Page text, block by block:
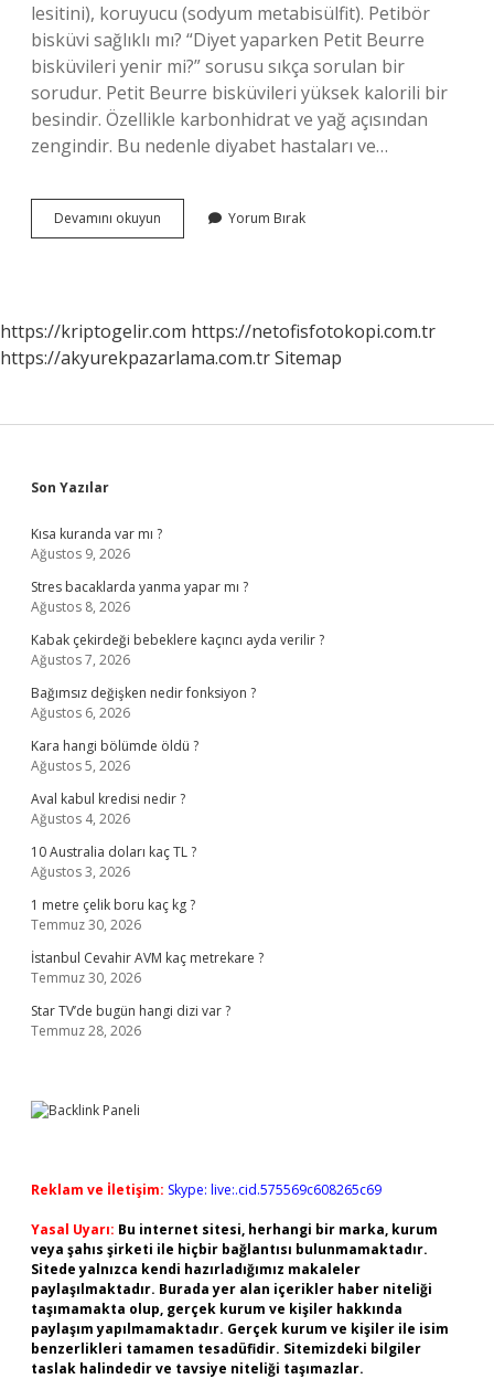
lesitini), koruyucu (sodyum metabisülfit). Petibör
bisküvi sağlıklı mı? “Diyet yaparken Petit Beurre
bisküvileri yenir mi?” sorusu sıkça sorulan bir
sorudur. Petit Beurre bisküvileri yüksek kalorili bir
besindir. Özellikle karbonhidrat ve yağ açısından
zengindir. Bu nedenle diyabet hastaları ve…
Devamını okuyun
Bisküvi
Yorum Bırak
https://kriptogelir.com https://netofisfotokopi.com.tr
https://akyurekpazarlama.com.trSitemap
Sidebar
Son Yazılar
Kısa kuranda var mı ?
Ağustos 9, 2026
Stres bacaklarda yanma yapar mı ?
Ağustos 8, 2026
Kabak çekirdeği bebeklere kaçıncı ayda verilir ?
Ağustos 7, 2026
Bağımsız değişken nedir fonksiyon ?
Ağustos 6, 2026
Kara hangi bölümde öldü ?
Ağustos 5, 2026
Aval kabul kredisi nedir ?
Ağustos 4, 2026
10 Australia doları kaç TL ?
Ağustos 3, 2026
1 metre çelik boru kaç kg ?
Temmuz 30, 2026
İstanbul Cevahir AVM kaç metrekare ?
Temmuz 30, 2026
Star TV’de bugün hangi dizi var ?
Temmuz 28, 2026
Reklam ve İletişim: Skype: live:.cid.575569c608265c69
Yasal Uyarı: Bu internet sitesi, herhangi bir marka, kurum
veya şahıs şirketi ile hiçbir bağlantısı bulunmamaktadır.
Sitede yalnızca kendi hazırladığımız makaleler
paylaşılmaktadır. Burada yer alan içerikler haber niteliği
taşımamakta olup, gerçek kurum ve kişiler hakkında
paylaşım yapılmamaktadır. Gerçek kurum ve kişiler ile isim
benzerlikleri tamamen tesadüfidir. Sitemizdeki bilgiler
taslak halindedir ve tavsiye niteliği taşımazlar.